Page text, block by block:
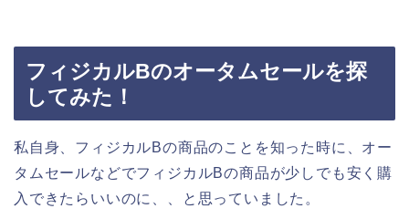
フィジカルBのオータムセールを探
してみた！
私自身、フィジカルBの商品のことを知った時に、オー
タムセールなどでフィジカルBの商品が少しでも安く購
入できたらいいのに、、と思っていました。